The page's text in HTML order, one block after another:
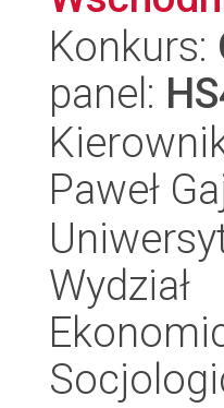
Konkurs:
panel:
Paweł
Wydział